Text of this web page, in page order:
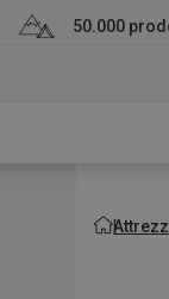
50.000